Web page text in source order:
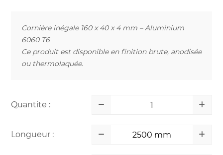
Cornière inégale 160 x 40 x 4 mm – Aluminium
6060 T6
Ce produit est disponible en finition brute, anodisée
ou thermolaquée.
Quantite :
Longueur :